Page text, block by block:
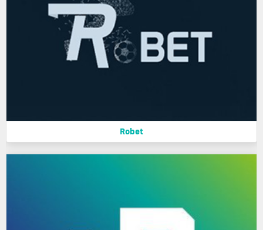
Robet